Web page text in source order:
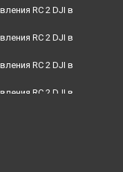
RC 2 DJI в
RC 2 DJI в
RC 2 DJI в
RC 2 DJI в
RC 2 DJI в
RC 2 DJI в